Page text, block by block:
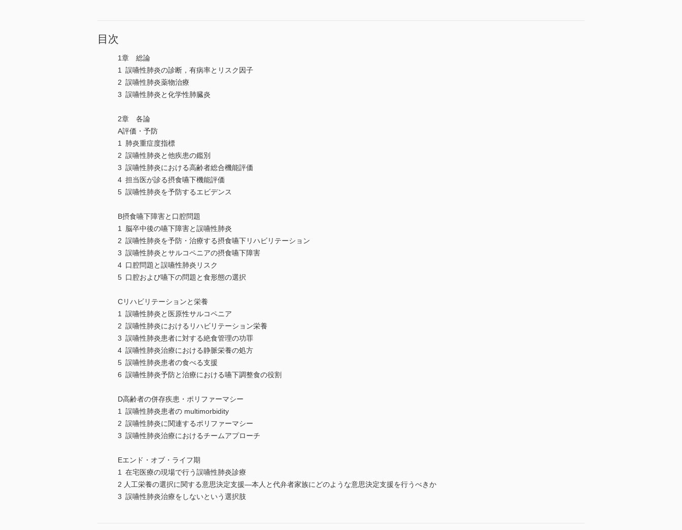
目次
1章 総論
1 誤嚥性肺炎の診断，有病率とリスク因子
2 誤嚥性肺炎薬物治療
3 誤嚥性肺炎と化学性肺臓炎
2章 各論
A評価・予防
1 肺炎重症度指標
2 誤嚥性肺炎と他疾患の鑑別
3 誤嚥性肺炎における高齢者総合機能評価
4 担当医が診る摂食嚥下機能評価
5 誤嚥性肺炎を予防するエビデンス
B摂食嚥下障害と口腔問題
1 脳卒中後の嚥下障害と誤嚥性肺炎
2 誤嚥性肺炎を予防・治療する摂食嚥下リハビリテーション
3 誤嚥性肺炎とサルコペニアの摂食嚥下障害
4 口腔問題と誤嚥性肺炎リスク
5 口腔および嚥下の問題と食形態の選択
Cリハビリテーションと栄養
1 誤嚥性肺炎と医原性サルコペニア
2 誤嚥性肺炎におけるリハビリテーション栄養
3 誤嚥性肺炎患者に対する絶食管理の功罪
4 誤嚥性肺炎治療における静脈栄養の処方
5 誤嚥性肺炎患者の食べる支援
6 誤嚥性肺炎予防と治療における嚥下調整食の役割
D高齢者の併存疾患・ポリファーマシー
1 誤嚥性肺炎患者の multimorbidity
2 誤嚥性肺炎に関連するポリファーマシー
3 誤嚥性肺炎治療におけるチームアプローチ
Eエンド・オブ・ライフ期
1 在宅医療の現場で行う誤嚥性肺炎診療
2 人工栄養の選択に関する意思決定支援―本人と代弁者家族にどのような意思決定支援を行うべきか
3 誤嚥性肺炎治療をしないという選択肢